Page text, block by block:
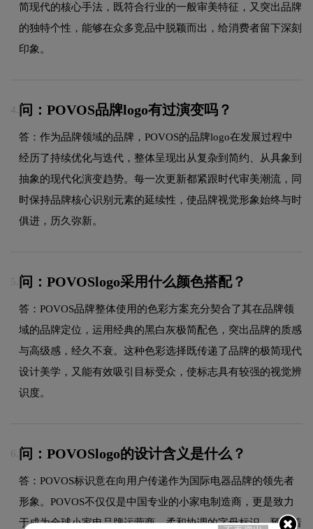
简现代的核心手法，既符合行业的一般审美特征，又突出品牌
的独特个性，能够在众多竞品中脱颖而出，给消费者留下深刻
印象。
4. 问：POVOS品牌logo有过演变吗？
答：作为品牌领域的品牌，POVOS的品牌logo在发展过程中
经历了持续优化与迭代，整体呈现出从复杂到简约、从具象到
抽象的现代化演变趋势。每一次更新都紧跟时代审美潮流，同
时保持品牌核心识别元素的延续性，使品牌视觉形象始终与时
俱进，历久弥新。
5. 问：POVOSlogo采用什么颜色搭配？
答：POVOS品牌整体使用的色彩方案充分契合了其在品牌领
域的品牌定位，运用经典的黑白灰极简配色，突出品牌的质感
与高级感，经久不衰。这种色彩选择既传递了品牌的极简现代
设计美学，又能有效吸引目标受众，使标志具有较强的视觉辨
识度。
6. 问：POVOSlogo的设计含义是什么？
答：POVOS标识意在向用户传递作为国际电器品牌的领先者
形象。POVOS不仅仅是中国专业的小家电制造商，更是致力
于成为全球小家电品牌运营商。柔和协调的字母标识，预示着